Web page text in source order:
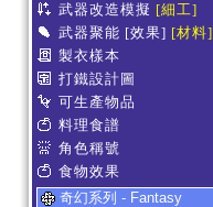
武器改造模擬 [細工]
武器聚能 [效果] [材料]
製衣樣本
打鐵設計圖
可生產物品
料理食譜
角色稱號
食物效果
奇幻系列 - Fantasy